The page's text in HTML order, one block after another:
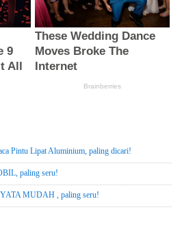
Pintu Lipat Aluminium, paling dicari!
paling seru!
MUDAH , paling seru!